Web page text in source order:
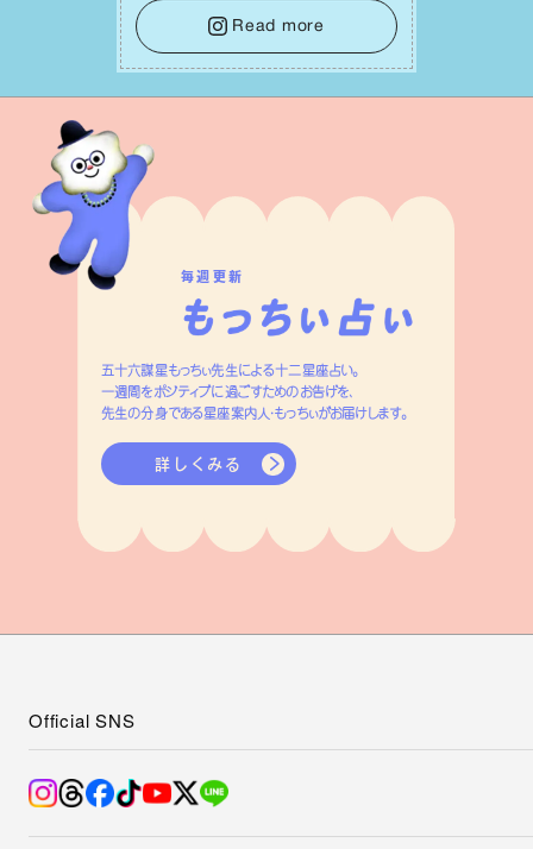
時間を使いましょう。ここでしっかりとエ
ネルギーを蓄え、困難を乗り越える⼒に
変えましょう。
Read more
毎週更新
五十六謀星もっちぃ先生による十二星座占い。
一週間をポジティブに過ごすためのお告げを、
先生の分身である星座案内人・もっちぃがお届けします。
詳しくみる
Official SNS